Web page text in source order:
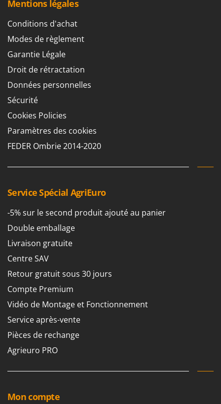
Mentions légales
Conditions d'achat
Modes de règlement
Garantie Légale
Droit de rétractation
Données personnelles
Sécurité
Cookies Policies
Paramètres des cookies
FEDER Ombrie 2014-2020
Service Spécial AgriEuro
-5% sur le second produit ajouté au panier
Double emballage
Livraison gratuite
Centre SAV
Retour gratuit sous 30 jours
Compte Premium
Vidéo de Montage et Fonctionnement
Service après-vente
Pièces de rechange
Agrieuro PRO
Mon compte